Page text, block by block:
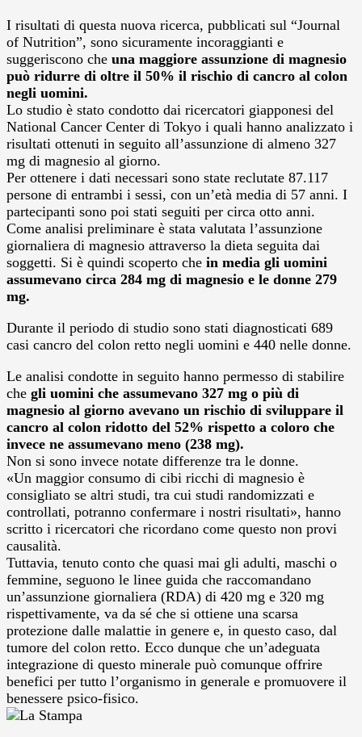
I risultati di questa nuova ricerca, pubblicati sul “Journal
of Nutrition”, sono sicuramente incoraggianti e
suggeriscono che una maggiore assunzione di magnesio
può ridurre di oltre il 50% il rischio di cancro al colon
negli uomini.
Lo studio è stato condotto dai ricercatori giapponesi del
National Cancer Center di Tokyo i quali hanno analizzato i
risultati ottenuti in seguito all’assunzione di almeno 327
mg di magnesio al giorno.
Per ottenere i dati necessari sono state reclutate 87.117
persone di entrambi i sessi, con un’età media di 57 anni. I
partecipanti sono poi stati seguiti per circa otto anni.
Come analisi preliminare è stata valutata l’assunzione
giornaliera di magnesio attraverso la dieta seguita dai
soggetti. Si è quindi scoperto che in media gli uomini
assumevano circa 284 mg di magnesio e le donne 279
mg.
Durante il periodo di studio sono stati diagnosticati 689
casi cancro del colon retto negli uomini e 440 nelle donne.
Le analisi condotte in seguito hanno permesso di stabilire
che gli uomini che assumevano 327 mg o più di
magnesio al giorno avevano un rischio di sviluppare il
cancro al colon ridotto del 52% rispetto a coloro che
invece ne assumevano meno (238 mg).
Non si sono invece notate differenze tra le donne.
«Un maggior consumo di cibi ricchi di magnesio è
consigliato se altri studi, tra cui studi randomizzati e
controllati, potranno confermare i nostri risultati», hanno
scritto i ricercatori che ricordano come questo non provi
causalità.
Tuttavia, tenuto conto che quasi mai gli adulti, maschi o
femmine, seguono le linee guida che raccomandano
un’assunzione giornaliera (RDA) di 420 mg e 320 mg
rispettivamente, va da sé che si ottiene una scarsa
protezione dalle malattie in genere e, in questo caso, dal
tumore del colon retto. Ecco dunque che un’adeguata
integrazione di questo minerale può comunque offrire
benefici per tutto l’organismo in generale e promuovere il
benessere psico-fisico.